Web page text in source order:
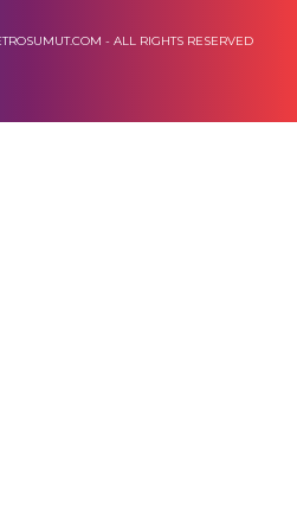
- ALL RIGHTS RESERVED